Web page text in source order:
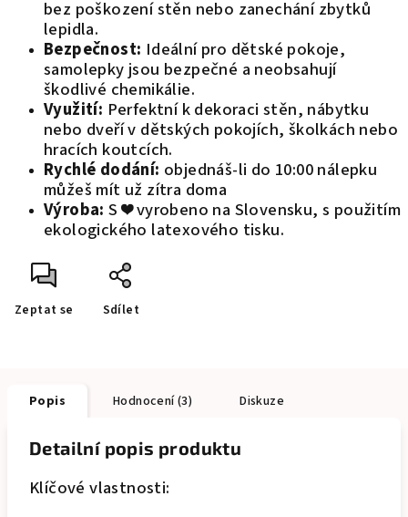
bez poškození stěn nebo zanechání zbytků
lepidla.
Bezpečnost: Ideální pro dětské pokoje,
samolepky jsou bezpečné a neobsahují
škodlivé chemikálie.
Využití: Perfektní k dekoraci stěn, nábytku
nebo dveří v dětských pokojích, školkách nebo
hracích koutcích.
Rychlé dodání: objednáš-li do 10:00 nálepku
můžeš mít už zítra doma
Výroba: S ❤️ vyrobeno na Slovensku, s použitím
ekologického latexového tisku.
Zeptat se Sdílet
Popis Hodnocení (3) Diskuze
Detailní popis produktu
Klíčové vlastnosti: